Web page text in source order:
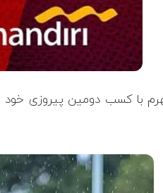
خود ۶ امتیازی شد و ضمن‌ قرار گرفتن در صدر گروه